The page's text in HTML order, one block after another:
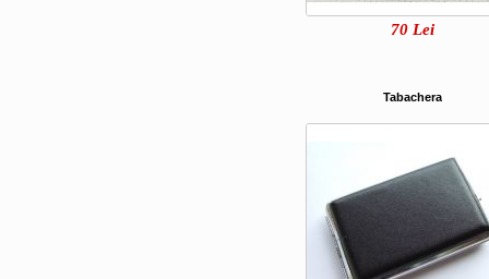
70 Lei
Tabachera